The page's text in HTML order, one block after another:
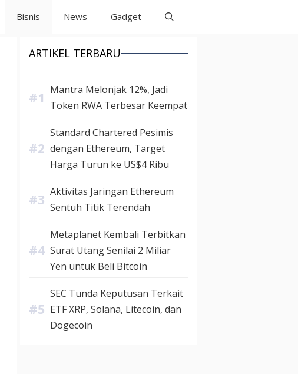
Bisnis News Gadget
ARTIKEL TERBARU
Mantra Melonjak 12%, Jadi
Token RWA Terbesar Keempat
Standard Chartered Pesimis
dengan Ethereum, Target
Harga Turun ke US$4 Ribu
Aktivitas Jaringan Ethereum
Sentuh Titik Terendah
Metaplanet Kembali Terbitkan
Surat Utang Senilai 2 Miliar
Yen untuk Beli Bitcoin
SEC Tunda Keputusan Terkait
ETF XRP, Solana, Litecoin, dan
Dogecoin